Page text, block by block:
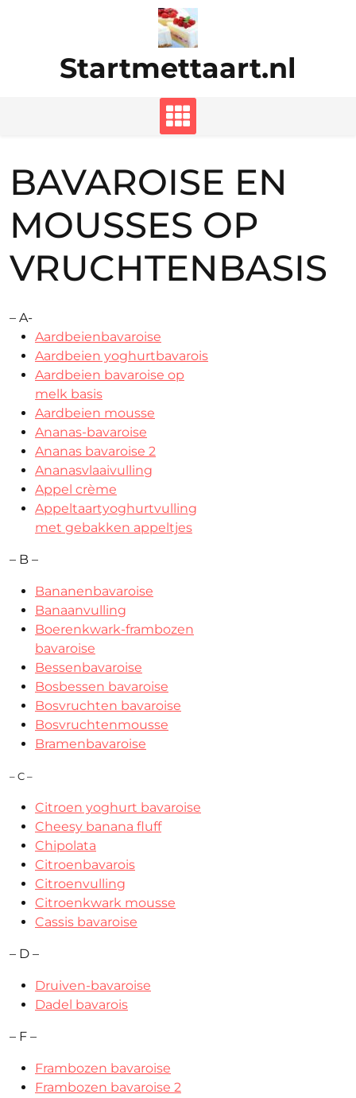
Startmettaart.nl
BAVAROISE EN
MOUSSES OP
VRUCHTENBASIS
– A-
Aardbeienbavaroise
Aardbeien yoghurtbavarois
Aardbeien bavaroise op
melk basis
Aardbeien mousse
Ananas-bavaroise
Ananas bavaroise 2
Ananasvlaaivulling
Appel crème
Appeltaartyoghurtvulling
met gebakken appeltjes
– B –
Bananenbavaroise
Banaanvulling
Boerenkwark-frambozen
bavaroise
Bessenbavaroise
Bosbessen bavaroise
Bosvruchten bavaroise
Bosvruchtenmousse
Bramenbavaroise
– C –
Citroen yoghurt bavaroise
Cheesy banana fluff
Chipolata
Citroenbavarois
Citroenvulling
Citroenkwark mousse
Cassis bavaroise
– D –
Druiven-bavaroise
Dadel bavarois
– F –
Frambozen bavaroise
Frambozen bavaroise 2